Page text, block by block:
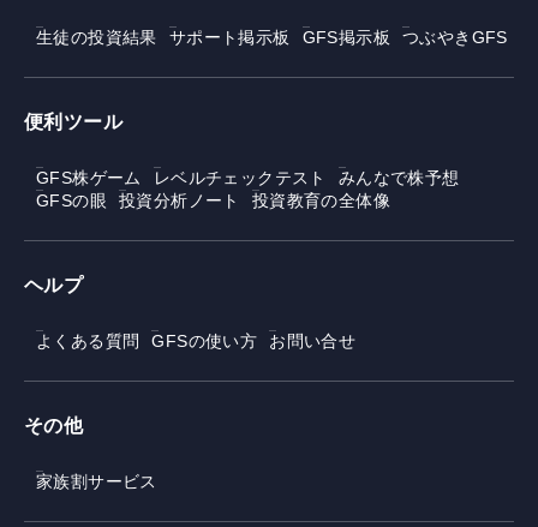
生徒の投資結果 サポート掲示板 GFS掲示板 つぶやきGFS
便利ツール
GFS株ゲーム レベルチェックテスト
みんなで株予想
GFSの眼
投資分析ノート 投資教育の全体像
ヘルプ
よくある質問 GFSの使い方 お問い合せ
その他
家族割サービス